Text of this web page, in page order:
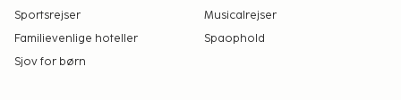
Sportsrejser
Musicalrejser
Familievenlige hoteller
Spaophold
Sjov for børn